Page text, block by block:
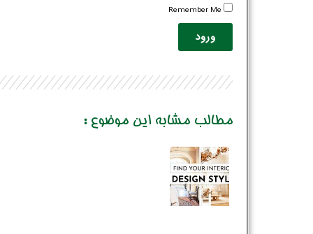
Remember Me
ورود
مطالب مشابه این موضوع :